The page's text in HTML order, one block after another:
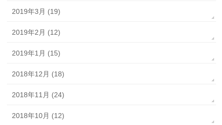
2019年3月 (19)
2019年2月 (12)
2019年1月 (15)
2018年12月 (18)
2018年11月 (24)
2018年10月 (12)